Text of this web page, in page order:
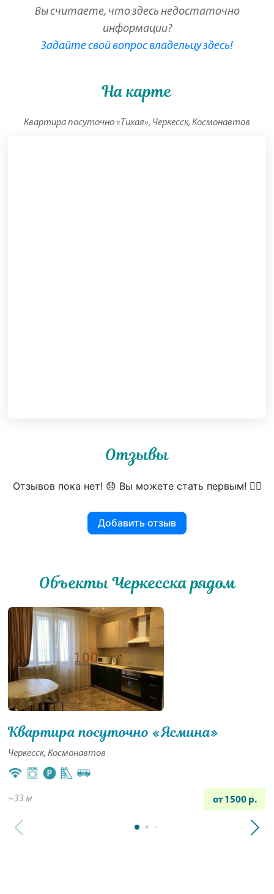
Вы считаете, что здесь недостаточно
информации?
Задайте свой вопрос владельцу здесь!
На карте
Квартира посуточно «Тихая», Черкесск, Космонавтов
Отзывы
Отзывов пока нет! 😞 Вы можете стать первым! 👍🏻
Добавить отзыв
Объекты Черкесска рядом
Квартира посуточно «Ясмина»
Черкесск, Космонавтов
~33 м от 1500 р.